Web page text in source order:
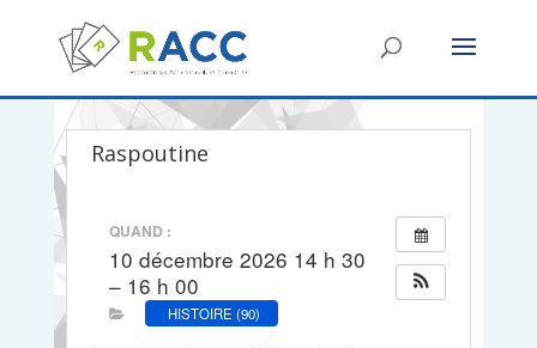
Raspoutine
QUAND :
10 décembre 2026 14 h 30
– 16 h 00
HISTOIRE (90)